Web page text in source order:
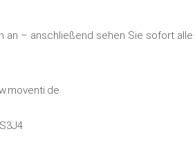
– anschließend sehen Sie sofort